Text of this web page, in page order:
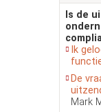
Is de
Ik
De
Mark